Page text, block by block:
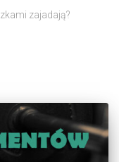
zajadają?